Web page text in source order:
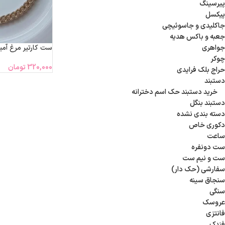
پیرسینگ
پیکسل
جاکلیدی و جاسوئیچی
جعبه و باکس هدیه
جواهری
چوکر
حراج بلک فرایدی
دستبند
خرید دستبند حک اسم دخترانه
دستبند بنگل
دسته بندی نشده
دکوری خاص
ساعت
ست دونفره
ست و نیم ست
سفارشی (حک دار)
سنجاق سینه
سنگی
عروسک
فانتزی
ست کارتیر مرغ
320,000 تومان